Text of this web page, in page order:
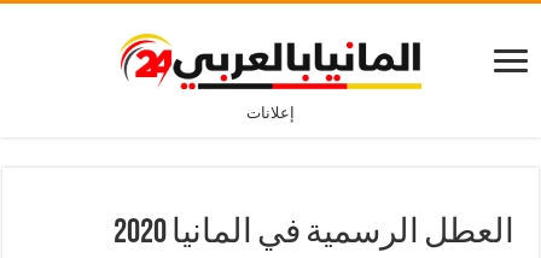
إعلانات
العطل الرسمية في المانيا 2020